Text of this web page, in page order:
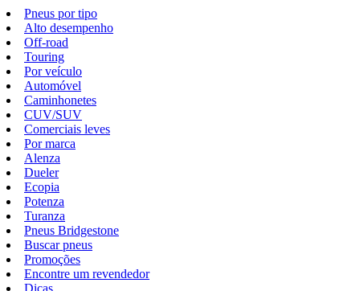
Pneus por tipo
Alto desempenho
Off-road
Touring
Por veículo
Automóvel
Caminhonetes
CUV/SUV
Comerciais leves
Por marca
Alenza
Dueler
Ecopia
Potenza
Turanza
Pneus Bridgestone
Buscar pneus
Promoções
Encontre um revendedor
Dicas